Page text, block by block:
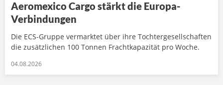
Aeromexico Cargo stärkt die Europa-
Verbindungen
Die ECS-Gruppe vermarktet über ihre Tochtergesellschaften
die zusätzlichen 100 Tonnen Frachtkapazität pro Woche.
04.08.2026